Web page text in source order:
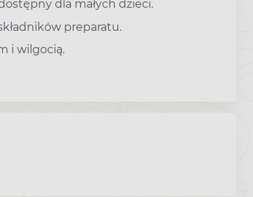
dla małych dzieci.
preparatu.
i wilgocią.